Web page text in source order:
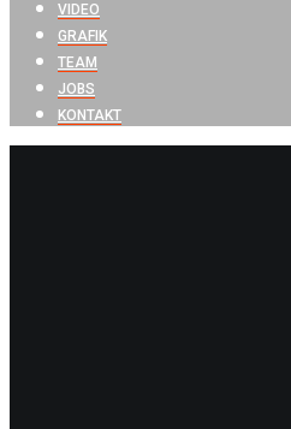
VIDEO
GRAFIK
TEAM
JOBS
KONTAKT